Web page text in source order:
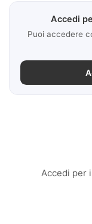
Accedi
Puoi accedere
Accedi per